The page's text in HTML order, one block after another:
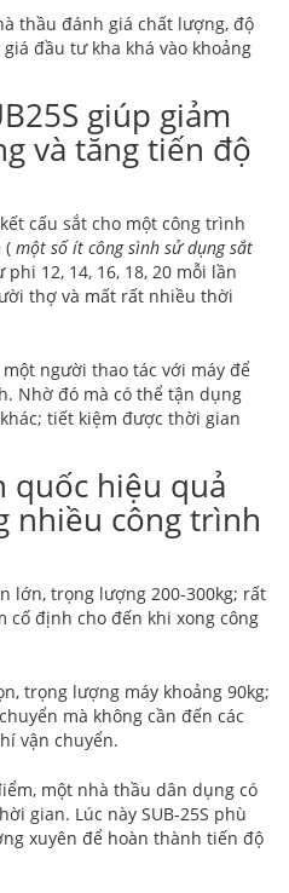
thầu đánh giá chất lượng, độ
đầu tư kha khá vào khoảng
giúp giảm
và tăng tiến độ
cấu sắt cho một công trình
( một số ít công sình sử dụng sắt
12, 14, 16, 18, 20 mỗi lần
thợ và mất rất nhiều thời
người thao tác với máy để
Nhờ đó mà có thể tận dụng
tiết kiệm được thời gian
quốc hiệu quả
nhiều công trình
lớn, trọng lượng 200-300kg; rất
cố định cho đến khi xong công
trọng lượng máy khoảng 90kg;
mà không cần đến các
vận chuyển.
một nhà thầu dân dụng có
gian. Lúc này SUB-25S phù
xuyên để hoàn thành tiến độ